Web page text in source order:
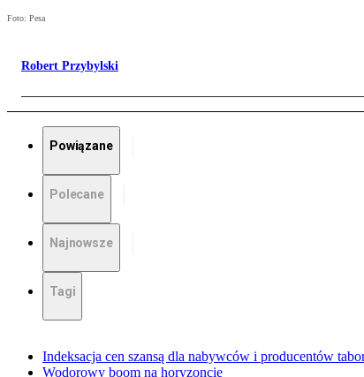
Foto: Pesa
Robert Przybylski
Powiązane
Polecane
Najnowsze
Tagi
Indeksacja cen szansą dla nabywców i producentów
Wodorowy boom na horyzoncie